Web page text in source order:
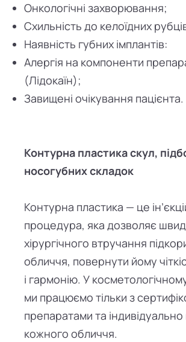
Онкологічні захворювання;
Схильність до келоїдних
Наявність губних імплантів:
Алергія на компоненти
(Лідокаїн);
Завищені очікування пацієнта.
Контурна пластика скул,
носогубних складок
Контурна пластика — це
процедура, яка дозволяє
хірургічного втручання
обличчя, повернути йому
і гармонію. У
ми працюємо тільки з
препаратами та
кожного обличчя.